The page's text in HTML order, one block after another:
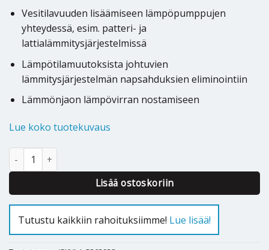
Vesitilavuuden lisäämiseen lämpöpumppujen
yhteydessä, esim. patteri- ja
lattialämmitysjärjestelmissä
Lämpötilamuutoksista johtuvien
lämmitysjärjestelmän napsahduksien eliminointiin
Lämmönjaon lämpövirran nostamiseen
Lue koko tuotekuvaus
Puskurivaraaja Nibe UKV 20-500 määrä
Lisää ostoskoriin
Tutustu kaikkiin rahoituksiimme! Lue lisää!